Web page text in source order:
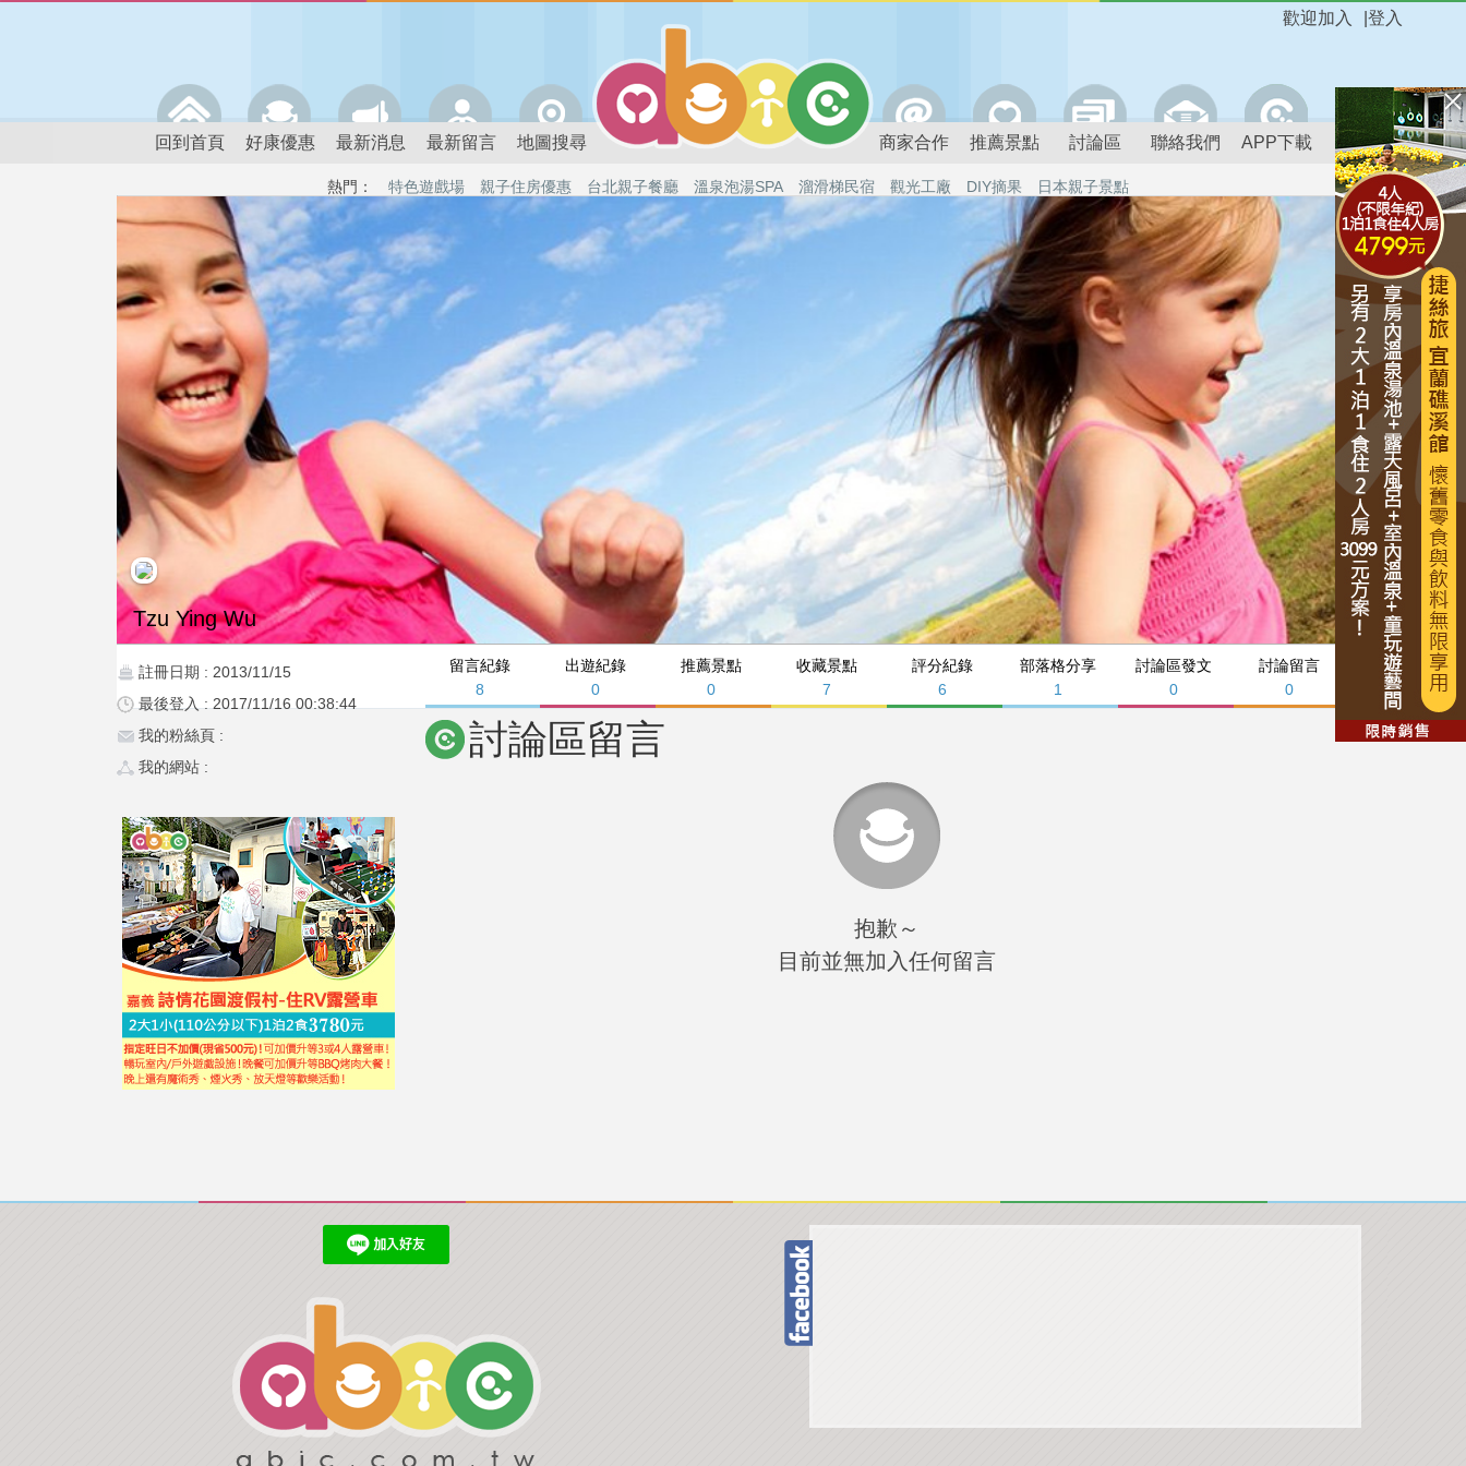
登入
歡迎加入
回到首頁 好康優惠 最新消息 最新留言 地圖搜尋 商家合作 推薦景點 討論區 聯絡我們 APP下載
熱門： 特色遊戲場 親子住房優惠 台北親子餐廳 溫泉泡湯SPA 溜滑梯民宿 觀光工廠 DIY摘果 日本親子景點
留言紀錄
8
出遊紀錄
0
推薦景點
0
收藏景點
7
評分紀錄
6
部落格分享
1
討論區發文
0
討論留言
0
Tzu Ying Wu
註冊日期 : 2013/11/15
最後登入 : 2017/11/16 00:38:44
我的粉絲頁 :
我的網站 :
討論區留言
抱歉～
目前並無加入任何留言